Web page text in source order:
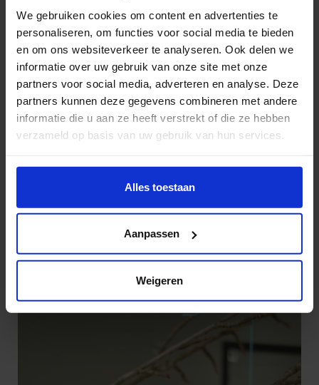
We gebruiken cookies om content en advertenties te
personaliseren, om functies voor social media te bieden
en om ons websiteverkeer te analyseren. Ook delen we
informatie over uw gebruik van onze site met onze
partners voor social media, adverteren en analyse. Deze
partners kunnen deze gegevens combineren met andere
informatie die u aan ze heeft verstrekt of die ze hebben
verzameld op basis van uw gebruik van hun services.
Wil je meer weten of de voorkeur aanpassen, bekijk dan
https://www.hku.nl/privacy-statement-en-
Alles toestaan
Aanpassen
Weigeren